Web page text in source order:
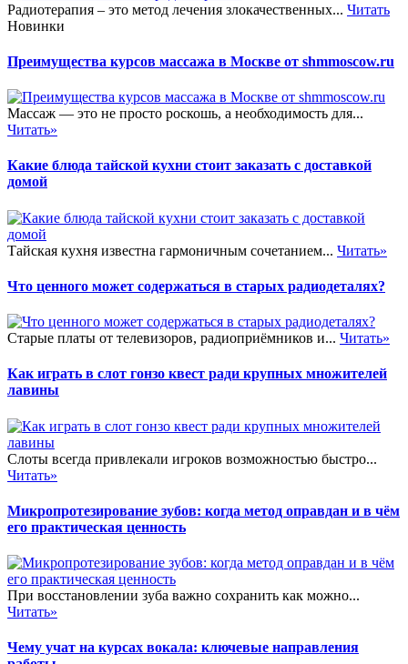
Радиотерапия – это метод лечения злокачественных... Читать
Новинки
Преимущества курсов массажа в Москве от shmmoscow.ru
Массаж — это не просто роскошь, а необходимость для...
Читать»
Какие блюда тайской кухни стоит заказать с доставкой
домой
Тайская кухня известна гармоничным сочетанием... Читать»
Что ценного может содержаться в старых радиодеталях?
Старые платы от телевизоров, радиоприёмников и... Читать»
Как играть в слот гонзо квест ради крупных множителей
лавины
Слоты всегда привлекали игроков возможностью быстро...
Читать»
Микропротезирование зубов: когда метод оправдан и в чём
его практическая ценность
При восстановлении зуба важно сохранить как можно...
Читать»
Чему учат на курсах вокала: ключевые направления